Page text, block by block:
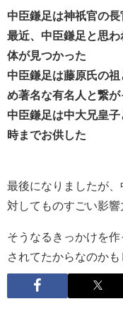
中臣鎌足は神祇官の
最近、中臣鎌足と思
体が見つかった
中臣鎌足は藤原氏の
め著名な有名人と繋が
中臣鎌足は中大兄皇
時までお供した
最後になりましたが
対してものすごい影響
そうなるきっかけを
されてたからなのかも